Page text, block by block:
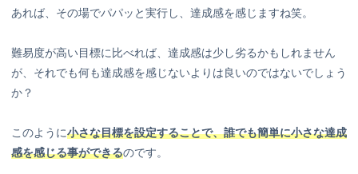
あれば、その場でパパッと実行し、達成感を感じますね笑。
難易度が高い目標に比べれば、達成感は少し劣るかもしれません
が、それでも何も達成感を感じないよりは良いのではないでしょう
か？
このように小さな目標を設定することで、誰でも簡単に小さな達成
感を感じる事ができるのです。